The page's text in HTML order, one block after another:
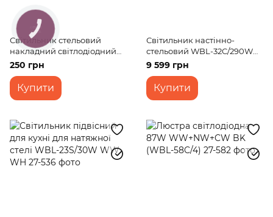
Світильник стельовий
накладний світлодіодний
LED-48/6W WW led
250 грн
Купити
Світильник настінно-
стельовий WBL-32C/290W
RM
9 599 грн
Купити
КНОПКА
ЗВ'ЯЗКУ